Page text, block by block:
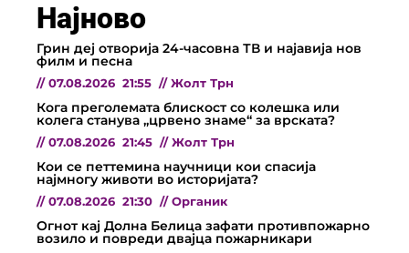
Најново
Грин деј отворија 24-часовна ТВ и најавија нов
филм и песна
// 07.08.2026 21:55 // Жолт Трн
Кога преголемата блискост со колешка или
колега станува „црвено знаме“ за врската?
// 07.08.2026 21:45 // Жолт Трн
Кои се петтемина научници кои спасија
најмногу животи во историјата?
// 07.08.2026 21:30 // Органик
Огнот кај Долна Белица зафати противпожарно
возило и повреди двајца пожарникари